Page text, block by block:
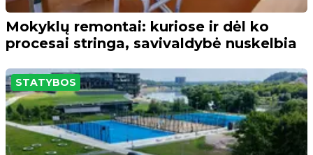
Mokyklų remontai: kuriose ir dėl ko
procesai stringa, savivaldybė nuskelbia
STATYBOS